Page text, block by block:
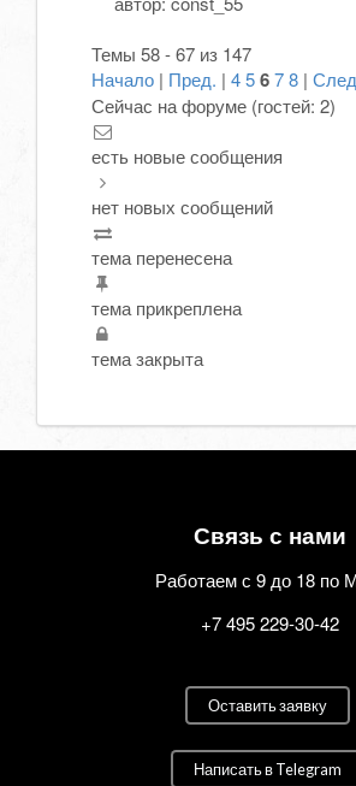
Темы 58 - 67 из 147
Начало | Пред. | 45678 |
Сейчас на форуме (гостей: 2)
есть новые сообщения
нет новых сообщений
тема перенесена
тема прикреплена
тема закрыта
Связь с нами
Работаем с 9 до 18 по
+7 495 229-30-42
Оставить заявку
Написать в Telegram